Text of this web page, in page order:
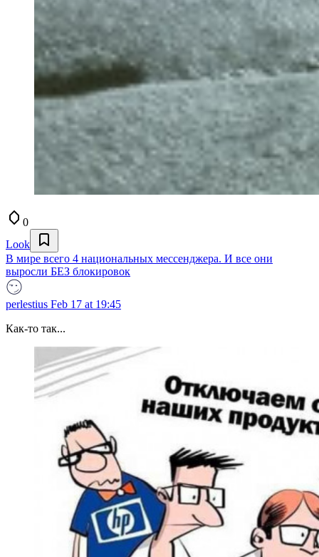
0
Look
В мире всего 4 национальных мессенджера. И все они
выросли БЕЗ блокировок
perlestius Feb 17 at 19:45
Как-то так...